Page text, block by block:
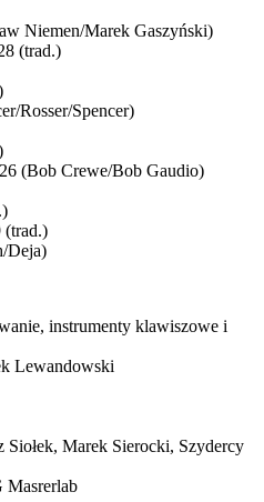
Niemen/Marek Gaszyński)
(trad.)
Rosser/Spencer)
(Bob Crewe/Bob Gaudio)
(trad.)
Deja)
instrumenty klawiszowe i
Lewandowski
Marek Sierocki, Szydercy
Masrerlab